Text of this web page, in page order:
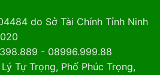
do Sở Tài Chính Tỉnh Ninh
- 08996.999.88
Tự Trọng, Phố Phúc Trọng,